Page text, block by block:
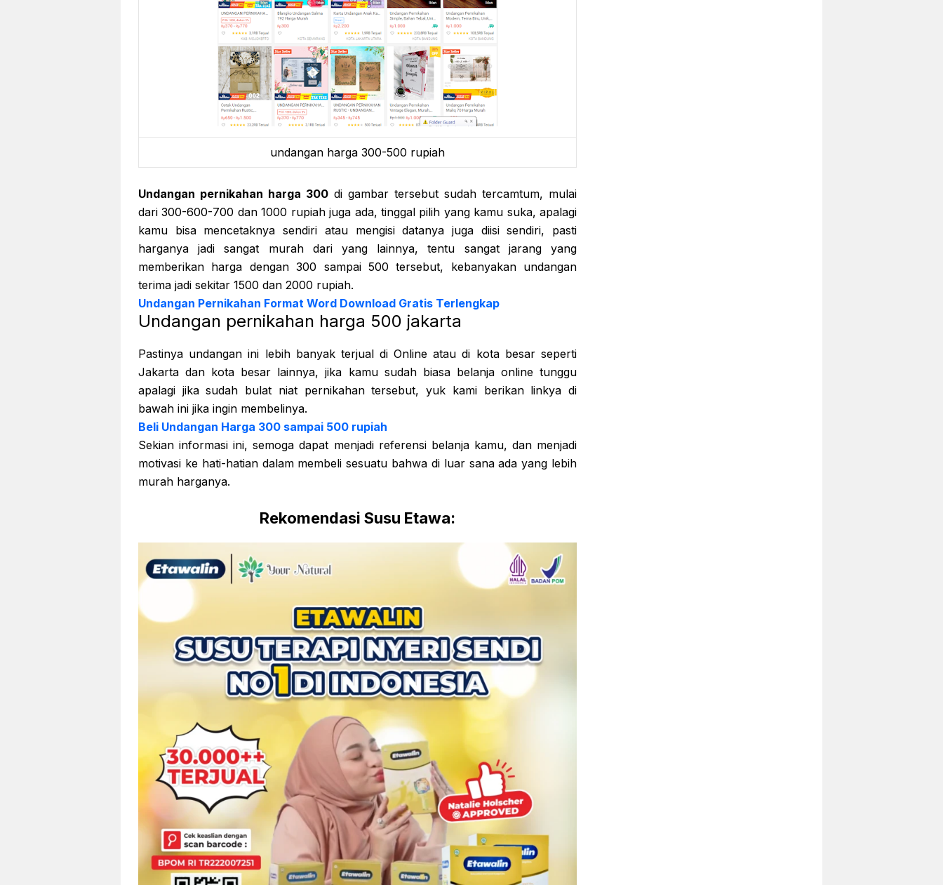
undangan harga 300-500 rupiah
Undangan pernikahan harga 300 di gambar tersebut sudah tercamtum, mulai
dari 300-600-700 dan 1000 rupiah juga ada, tinggal pilih yang kamu suka, apalagi
kamu bisa mencetaknya sendiri atau mengisi datanya juga diisi sendiri, pasti
harganya jadi sangat murah dari yang lainnya, tentu sangat jarang yang
memberikan harga dengan 300 sampai 500 tersebut, kebanyakan undangan
terima jadi sekitar 1500 dan 2000 rupiah.
Undangan Pernikahan Format Word Download Gratis Terlengkap
Undangan pernikahan harga 500 jakarta
Pastinya undangan ini lebih banyak terjual di Online atau di kota besar seperti
Jakarta dan kota besar lainnya, jika kamu sudah biasa belanja online tunggu
apalagi jika sudah bulat niat pernikahan tersebut, yuk kami berikan linkya di
bawah ini jika ingin membelinya.
Beli Undangan Harga 300 sampai 500 rupiah
Sekian informasi ini, semoga dapat menjadi referensi belanja kamu, dan menjadi
motivasi ke hati-hatian dalam membeli sesuatu bahwa di luar sana ada yang lebih
murah harganya.
Rekomendasi Susu Etawa: